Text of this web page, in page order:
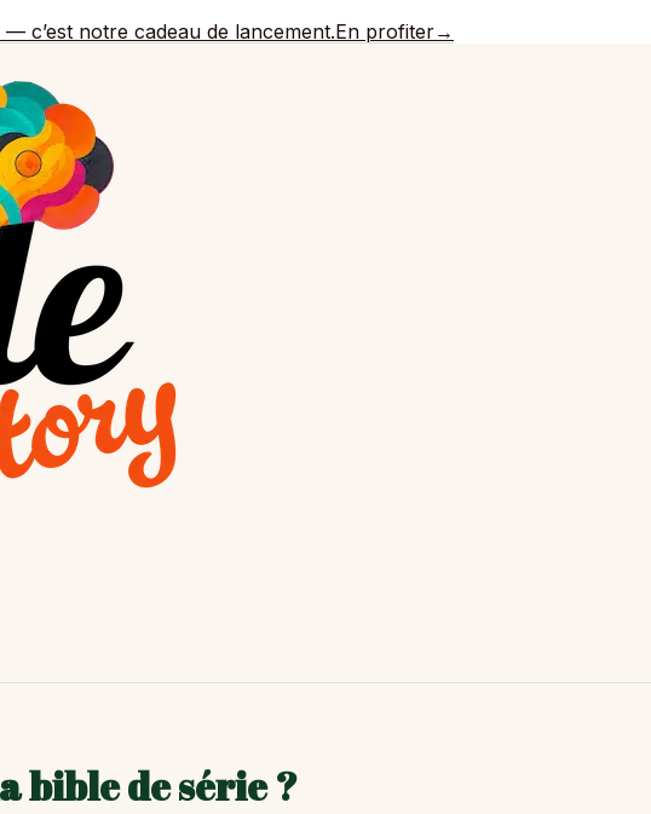
— c’est notre cadeau de lancement.En profiter→
bible de série ?